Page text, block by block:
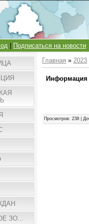
Подписаться на новости
ЗО...
Главная »2023
Информация
Просмотров: 238 |